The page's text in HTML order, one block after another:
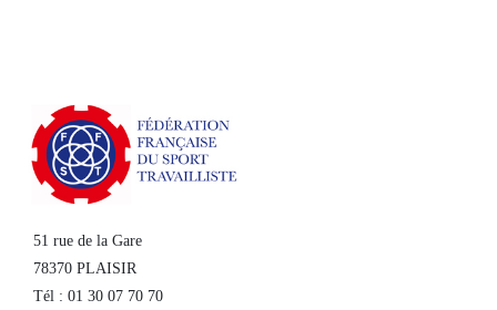
51 rue de la Gare
78370 PLAISIR
Tél : 01 30 07 70 70